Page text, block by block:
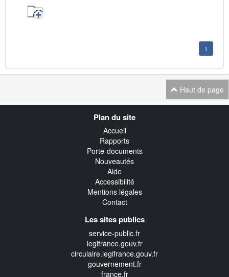
1
Haut de page
Plan du site
Accueil
Rapports
Porte-documents
Nouveautés
Aide
Accessibilité
Mentions légales
Contact
Les sites publics
service-public.fr
legifrance.gouv.fr
circulaire.legifrance.gouv.fr
gouvernement.fr
france.fr